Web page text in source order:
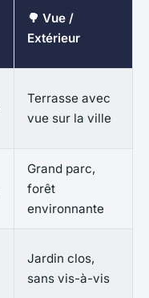
🌳 Vue /
Extérieur
Terrasse avec
vue sur la ville
Grand parc,
forêt
environnante
Jardin clos,
sans vis-à-vis